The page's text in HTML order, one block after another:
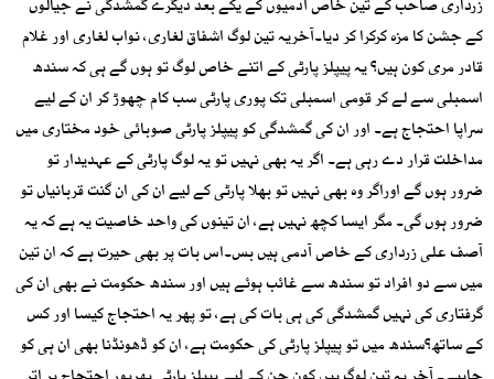
زرداری صاحب کے تین خاص آدمیوں کے یکے بعد دیگرے گمشدگی نے جیالوں
کے جشن کا مزہ کرکرا کر دیا۔آخریہ تین لوگ اشفاق لغاری، نواب لغاری اور غلام
قادر مری کون ہیں؟ یہ پیپلز پارٹی کے اتنے خاص لوگ تو ہوں گے ہی کہ سندھ
اسمبلی سے لے کر قومی اسمبلی تک پوری پارٹی سب کام چھوڑ کر ان کے لیے
سراپا احتجاج ہے۔ اور ان کی گمشدگی کو پیپلز پارٹی صوبائی خود مختاری میں
مداخلت قرار دے رہی ہے۔ اگر یہ بھی نہیں تو یہ لوگ پارٹی کے عہدیدار تو
ضرور ہوں گے اوراگر وہ بھی نہیں تو بھلا پارٹی کے لیے ان کی ان گنت قربانیاں تو
ضرور ہوں گی۔ مگر ایسا کچھ نہیں ہے، ان تینوں کی واحد خاصیت یہ ہے کہ یہ
آصف علی زرداری کے خاص آدمی ہیں بس۔اس بات پر بھی حیرت ہے کہ ان تین
میں سے دو افراد تو سندھ سے غائب ہوئے ہیں اور سندھ حکومت نے بھی ان کی
گرفتاری کی نہیں گمشدگی کی ہی بات کی ہے، تو پھر یہ احتجاج کیسا اور کس
کے ساتھ؟سندھ میں تو پیپلز پارٹی کی حکومت ہے، ان کو ڈھونڈنا بھی ان ہی کو